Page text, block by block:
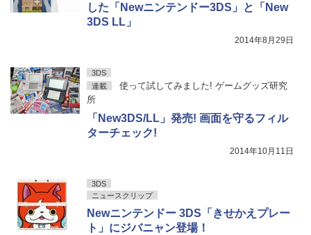
した「Newニンテンドー3DS」と「New
3DS LL」
2014年8月29日
3DS
連載
使って試してみました! ゲームグッズ研究
所
「New3DS/LL」発売! 画面を守るフィル
ターチェック!
2014年10月11日
3DS
ニュースクリップ
Newニンテンドー 3DS「きせかえプレー
ト」にジバニャン登場！